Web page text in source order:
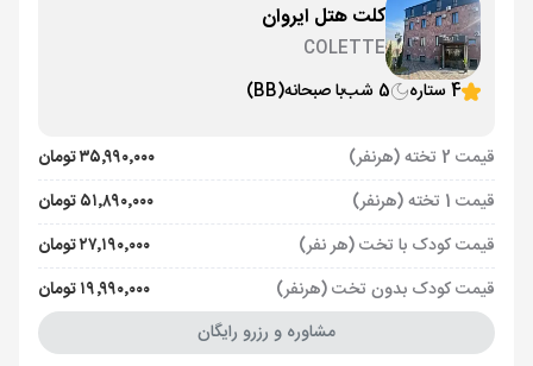
کلت هتل ایروان
COLETTE
4 ستاره
5 شب با صبحانه(BB)
قیمت 2 تخته (هرنفر)
۳۵٬۹۹۰٬۰۰۰ تومان
قیمت 1 تخته (هرنفر)
۵۱٬۸۹۰٬۰۰۰ تومان
قیمت کودک با تخت (هر نفر)
۲۷٬۱۹۰٬۰۰۰ تومان
قیمت کودک بدون تخت (هرنفر)
۱۹٬۹۹۰٬۰۰۰ تومان
مشاوره و رزرو رایگان